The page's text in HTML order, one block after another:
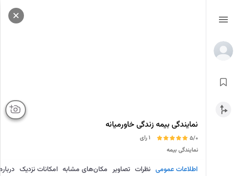
نمایندگی بیمه زندگی خاورميانه
5/0
1 رای
نمایندگی بیمه
اطلاعات عمومی نظرات تصاویر مکان‌های مشابه امکانات نزدیک درباره